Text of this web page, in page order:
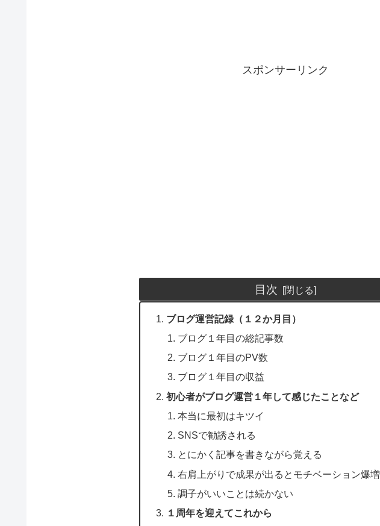
スポンサーリンク
目次
ブログ運営記録（１２か月目）
ブログ１年目の総記事数
ブログ１年目のPV数
ブログ１年目の収益
初心者がブログ運営１年して感じたことなど
本当に最初はキツイ
SNSで勧誘される
とにかく記事を書きながら覚える
右肩上がりで成果が出るとモチベーション爆増
調子がいいことは続かない
１周年を迎えてこれから